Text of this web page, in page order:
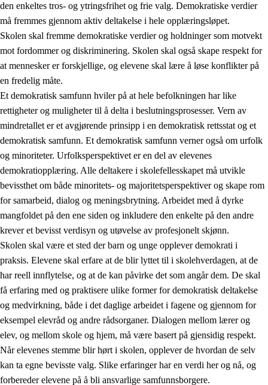
1. Opplæringens verdigrunnlag
1.1 Menneskeverdet
1.2 Identitet og kulturelt mangfold
1.3 Kritisk tenkning og etisk bevissthet
1.4 Skaperglede, engasjement og utforskertrang
1.5 Respekt for naturen og miljøbevissthet
den enkeltes tros- og ytringsfrihet og frie valg. Demokratiske verdier
må fremmes gjennom aktiv deltakelse i hele opplæringsløpet.
Skolen skal fremme demokratiske verdier og holdninger som motvekt
mot fordommer og diskriminering. Skolen skal også skape respekt for
at mennesker er forskjellige, og elevene skal lære å løse konflikter på
en fredelig måte.
Et demokratisk samfunn hviler på at hele befolkningen har like
rettigheter og muligheter til å delta i beslutningsprosesser. Vern av
mindretallet er et avgjørende prinsipp i en demokratisk rettsstat og et
demokratisk samfunn. Et demokratisk samfunn verner også om urfolk
og minoriteter. Urfolksperspektivet er en del av elevenes
demokratiopplæring. Alle deltakere i skolefellesskapet må utvikle
bevissthet om både minoritets- og majoritetsperspektiver og skape rom
for samarbeid, dialog og meningsbrytning. Arbeidet med å dyrke
mangfoldet på den ene siden og inkludere den enkelte på den andre
krever et bevisst verdisyn og utøvelse av profesjonelt skjønn.
Skolen skal være et sted der barn og unge opplever demokrati i
praksis. Elevene skal erfare at de blir lyttet til i skolehverdagen, at de
har reell innflytelse, og at de kan påvirke det som angår dem. De skal
få erfaring med og praktisere ulike former for demokratisk deltakelse
og medvirkning, både i det daglige arbeidet i fagene og gjennom for
eksempel elevråd og andre rådsorganer. Dialogen mellom lærer og
elev, og mellom skole og hjem, må være basert på gjensidig respekt.
Når elevenes stemme blir hørt i skolen, opplever de hvordan de selv
kan ta egne bevisste valg. Slike erfaringer har en verdi her og nå, og
forbereder elevene på å bli ansvarlige samfunnsborgere.